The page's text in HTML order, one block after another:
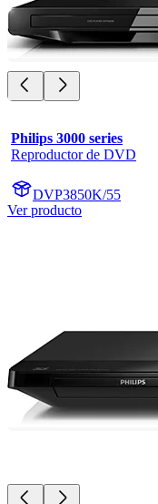
Philips 3000 series
Reproductor de DVD
DVP3850K/55
Ver producto